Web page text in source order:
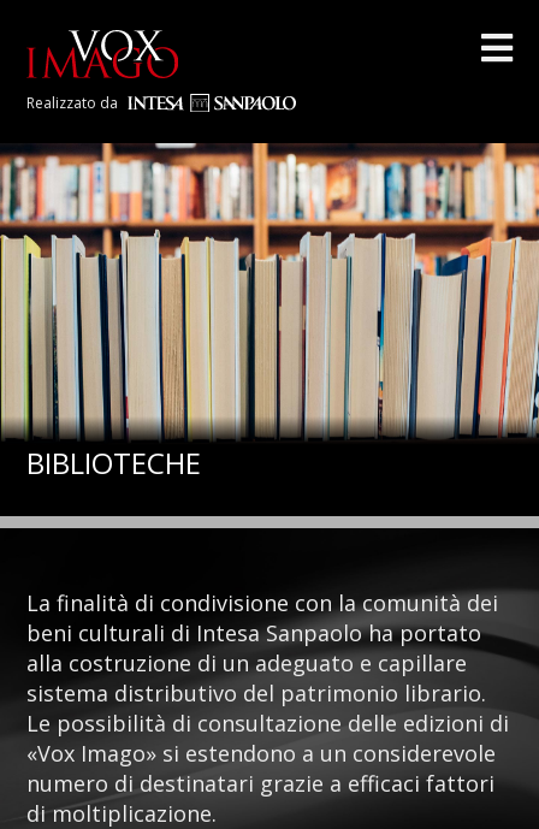
Realizzato da
BIBLIOTECHE
La finalità di condivisione con la comunità dei
beni culturali di Intesa Sanpaolo ha portato
alla costruzione di un adeguato e capillare
sistema distributivo del patrimonio librario.
Le possibilità di consultazione delle edizioni di
«Vox Imago» si estendono a un considerevole
numero di destinatari grazie a efficaci fattori
di moltiplicazione.